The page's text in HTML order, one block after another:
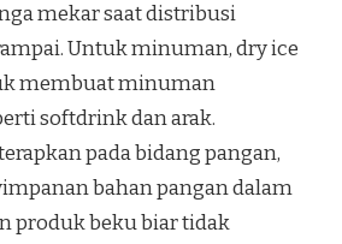
mekar saat distribusi
Untuk minuman, dry ice
membuat minuman
softdrink dan arak.
pada bidang pangan,
bahan pangan dalam
produk beku biar tidak